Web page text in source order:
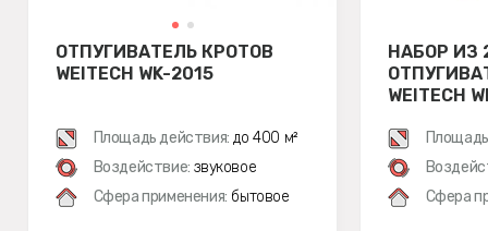
ОТПУГИВАТЕЛЬ КРОТОВ
WEITECH WK-2015
Площадь действия: до 400 м²
Воздействие: звуковое
Сфера применения: бытовое
НАБОР ИЗ
WEITECH
Сфера